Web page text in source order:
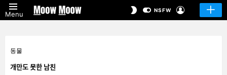
Menu
SWITCHNSFW
동물
개만도 못한 남친